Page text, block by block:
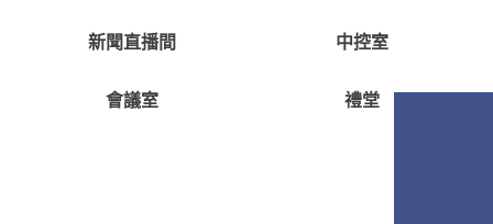
新聞直播間 中控室
會議室 禮堂